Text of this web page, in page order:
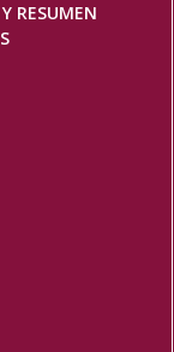
RESUMEN